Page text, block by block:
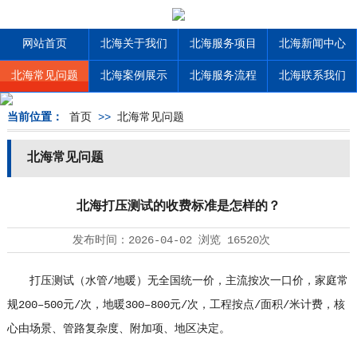
网站首页 北海关于我们 北海服务项目 北海新闻中心
北海常见问题 北海案例展示 北海服务流程 北海联系我们
当前位置： 首页 >> 北海常见问题
北海常见问题
北海打压测试的收费标准是怎样的？
发布时间： 2026-04-02浏览 16520次
打压测试（水管/地暖）无全国统一价，主流按次一口价，家庭常
规200–500元/次，地暖300–800元/次，工程按点/面积/米计费，核
心由场景、管路复杂度、附加项、地区决定。